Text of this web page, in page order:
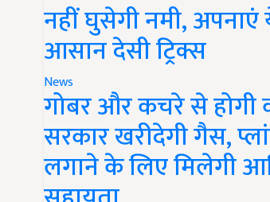
नहीं घुसेगी नमी, अपनाएं
आसान देसी ट्रिक्स
News
गोबर और कचरे से होगी
सरकार खरीदेगी गैस,
लगाने के लिए मिलेगी